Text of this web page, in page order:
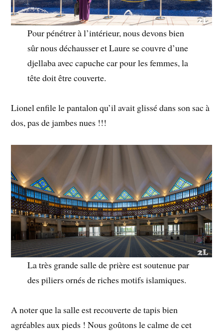
Pour pénétrer à l’intérieur, nous devons bien
sûr nous déchausser et Laure se couvre d’une
djellaba avec capuche car pour les femmes, la
tête doit être couverte.
Lionel enfile le pantalon qu’il avait glissé dans son sac à
dos, pas de jambes nues !!!
La très grande salle de prière est soutenue par
des piliers ornés de riches motifs islamiques.
A noter que la salle est recouverte de tapis bien
agréables aux pieds ! Nous goûtons le calme de cet